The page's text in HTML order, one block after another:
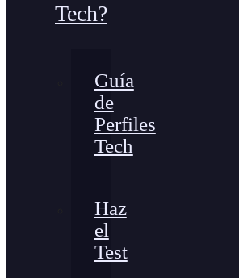
Tech?
Guía
de
Perfiles
Tech
Haz
el
Test